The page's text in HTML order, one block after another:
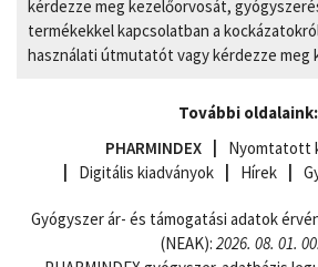
kérdezze meg kezelőorvosát,
termékekkel kapcsolatban a
használati útmutatót vagy kérdezze meg
További oldalaink:
PHARMINDEX
Nyomtatott
Digitális kiadványok
Hírek
Gyógyszer ár- és támogatási adatok
(NEAK): 2026. 08. 01.